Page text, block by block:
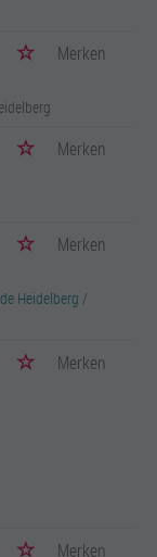
Merken
Merken
Merken
Heidelberg /
Merken
Merken